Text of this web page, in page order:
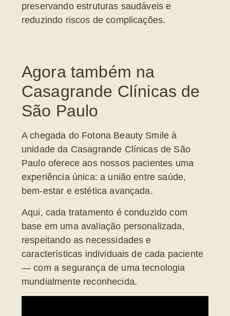
preservando estruturas saudáveis e
reduzindo riscos de complicações.
Agora também na
Casagrande Clínicas de
São Paulo
A chegada do Fotona Beauty Smile à
unidade da Casagrande Clínicas de São
Paulooferece aos nossos pacientes uma
experiência única: a união entre saúde,
bem-estar e estética avançada.
Aqui, cada tratamento é conduzido com
base em uma avaliação personalizada,
respeitando as necessidades e
características individuais de cada paciente
— com a segurança de uma tecnologia
mundialmente reconhecida.